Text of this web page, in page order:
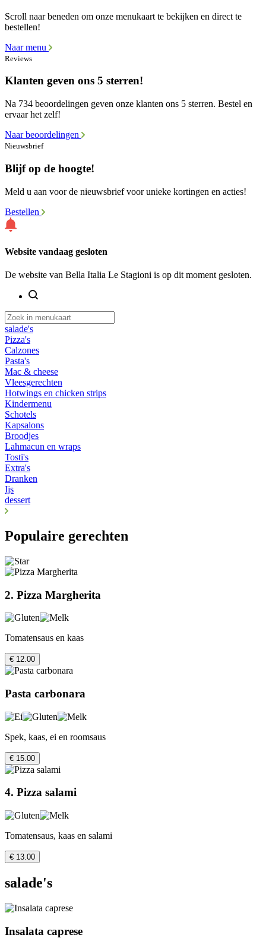
Scroll naar beneden om onze menukaart te bekijken en direct te
bestellen!
Naar menu
Reviews
Klanten geven ons 5 sterren!
Na 734 beoordelingen geven onze klanten ons 5 sterren. Bestel en
ervaar het zelf!
Naar beoordelingen
Nieuwsbrief
Blijf op de hoogte!
Meld u aan voor de nieuwsbrief voor unieke kortingen en acties!
Bestellen
Website vandaag gesloten
De website van Bella Italia Le Stagioni is op dit moment gesloten.
salade's
Pizza's
Calzones
Pasta's
Mac & cheese
Vleesgerechten
Hotwings en chicken strips
Kindermenu
Schotels
Kapsalons
Broodjes
Lahmacun en wraps
Tosti's
Extra's
Dranken
Ijs
dessert
Populaire gerechten
2. Pizza Margherita
Tomatensaus en kaas
€ 12.00
Pasta carbonara
Spek, kaas, ei en roomsaus
€ 15.00
4. Pizza salami
Tomatensaus, kaas en salami
€ 13.00
salade's
Insalata caprese